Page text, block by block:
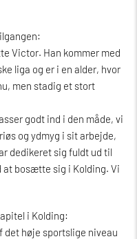
Victor. Han kommer med
liga og er i en alder, hvor
men stadig et stort
godt ind i den måde, vi
og ydmyg i sit arbejde,
dedikeret sig fuldt ud til
at bosætte sig i Kolding. Vi
i Kolding:
det høje sportslige niveau